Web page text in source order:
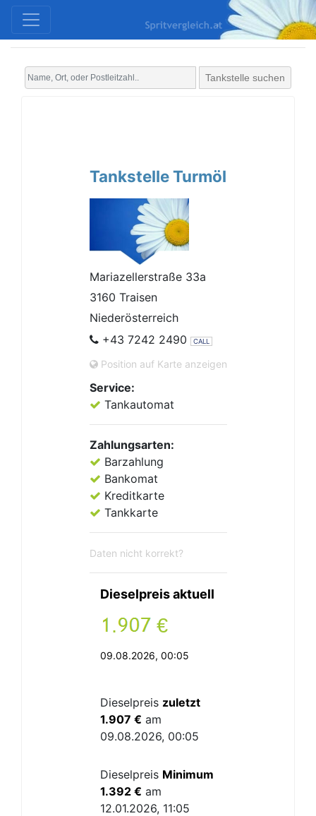
Tankstelle suchen
Tankstelle Turmöl
Mariazellerstraße 33a
3160 Traisen
Niederösterreich
+43 7242 2490
CALL
Position auf Karte anzeigen
Service:
Tankautomat
Zahlungsarten:
Barzahlung
Bankomat
Kreditkarte
Tankkarte
Daten nicht korrekt?
Dieselpreis aktuell
. €
09.08.2026, 00:05
Dieselpreis zuletzt
1.907 € am
09.08.2026, 00:05
Dieselpreis Minimum
1.392 € am
12.01.2026, 11:05